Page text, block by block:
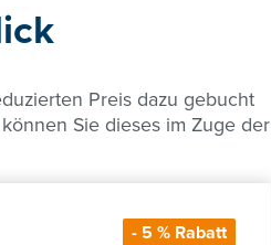
Preis dazu gebucht
Sie dieses im Zuge der
- 5 % Rabatt